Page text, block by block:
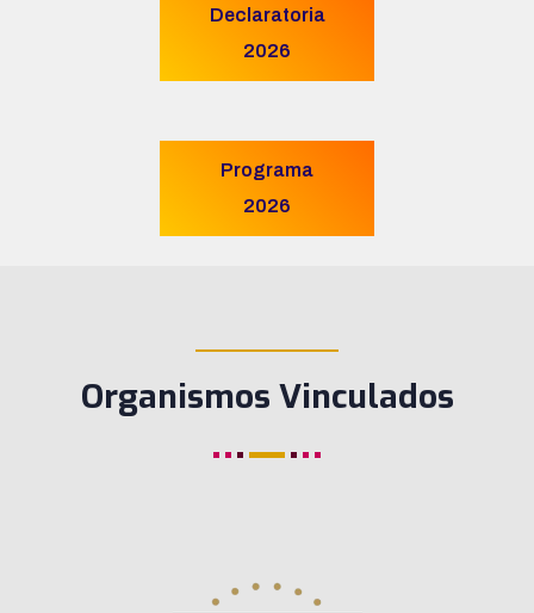
Declaratoria
2026
Programa
2026
Organismos Vinculados